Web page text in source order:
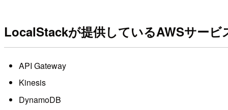
LocalStackが提供しているAWSサービ
API Gateway
Kinesis
DynamoDB